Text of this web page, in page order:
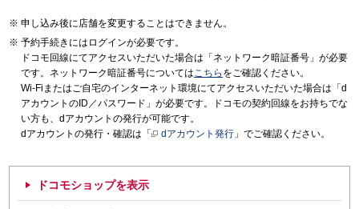
申し込み後に店舗を変更することはできません。
予約手続きにはログインが必要です。
ドコモ回線にてアクセスいただいた場合は「ネットワーク暗証番号」が必要
です。ネットワーク暗証番号についてはこちら をご確認ください。
Wi-Fiまたはご自宅のインターネット環境にてアクセスいただいた場合は「d
アカウントのID／パスワード」が必要です。ドコモの契約回線をお持ちでな
い方も、dアカウントの発行が可能です。
dアカウントの発行・確認は「
dアカウント発行 」でご確認ください。
ドコモショップを表示